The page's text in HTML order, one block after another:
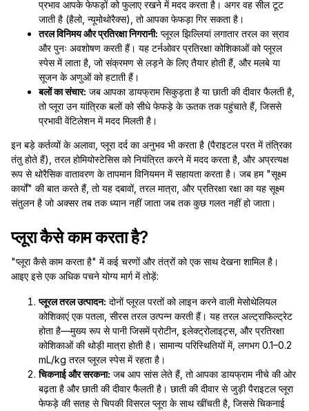
प्रभाव आपके फेफड़ों को फुलाए रखने में मदद करता है। अगर वह सील टूट
जाती है (हैलो, न्यूमोथोरैक्स), तो आपका फेफड़ा गिर सकता है।
तरल विनिमय और प्रतिरक्षा निगरानी: प्लूरल झिल्लियां लगातार तरल का स्राव
और पुनः अवशोषण करती हैं। यह टर्नओवर प्रतिरक्षा कोशिकाओं को प्लूरल
स्पेस में लाता है, जो संक्रमण से लड़ने के लिए तैयार होती हैं, और मलबे या
सूजन के अणुओं को हटाती हैं।
बलों का संचार: जब आपका डायफ्राम सिकुड़ता है या छाती की दीवार फैलती है,
तो प्लूरा उन यांत्रिक बलों को सीधे फेफड़े के ऊतक तक पहुंचाते हैं, जिससे
प्रभावी वेंटिलेशन में मदद मिलती है।
इन बड़े कर्तव्यों के अलावा, प्लूरा दर्द का अनुभव भी करता है (पैराइटल परत में तंत्रिका
तंतु होते हैं), तरल होमियोस्टेसिस को नियंत्रित करने में मदद करता है, और अप्रत्यक्ष
रूप से थोरैसिक वातावरण के तापमान विनियमन में सहायता करता है। जब हम "सूक्ष्म
कार्यों" की बात करते हैं, तो यह दबावों, तरल मात्रा, और प्रतिरक्षा रक्षा का यह सूक्ष्म
संतुलन है जो अक्सर तब तक ध्यान नहीं जाता जब तक कुछ गलत नहीं हो जाता।
प्लूरा कैसे काम करता है?
"प्लूरा कैसे काम करता है" में कई चरणों और तंत्रों को एक साथ देखना शामिल है।
आइए इसे एक अधिक पचने योग्य मार्ग में तोड़ें:
प्लूरल तरल उत्पादन: दोनों प्लूरल परतों को लाइन करने वाली मेसोथेलियल
कोशिकाएं एक पतला, सीरस तरल उत्पन्न करती हैं। यह तरल अल्ट्राफिल्ट्रेट
होता है—मुख्य रूप से पानी जिसमें प्रोटीन, इलेक्ट्रोलाइट्स, और प्रतिरक्षा
कोशिकाओं की थोड़ी मात्रा होती है। सामान्य परिस्थितियों में, लगभग 0.1–0.2
mL/kg तरल प्लूरल स्पेस में रहता है।
चिकनाई और सरकना: जब आप सांस लेते हैं, तो आपका डायफ्राम नीचे की ओर
बढ़ता है और छाती की दीवार फैलती है। छाती की दीवार से जुड़ी पैराइटल प्लूरा
फेफड़े की सतह से चिपकी विसरल प्लूरा के साथ खींचती है, जिससे चिकनाई